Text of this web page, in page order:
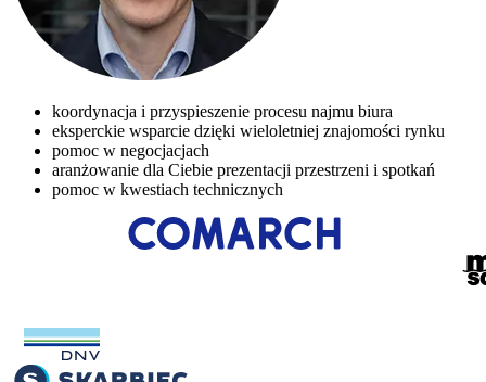
koordynacja i przyspieszenie procesu najmu biura
eksperckie wsparcie dzięki wieloletniej znajomości rynku
pomoc w negocjacjach
aranżowanie dla Ciebie prezentacji przestrzeni i spotkań
pomoc w kwestiach technicznych